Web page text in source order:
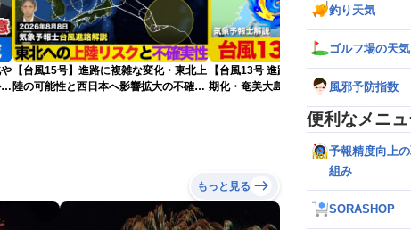
【台風15号】進路に複雑な変化・東北上
陸の可能性と西日本へ影響拡大の不確実
【台風13号 進路解説】通過後も影響長
期化・奄美大島で総雨量400mm超・高
もっと見る
釣り天気
ゴルフ場の天気
風邪予防指数
便利なメニュ
予報精度向上
組み
SORASHOP